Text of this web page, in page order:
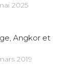
2025
Angkor et
2019